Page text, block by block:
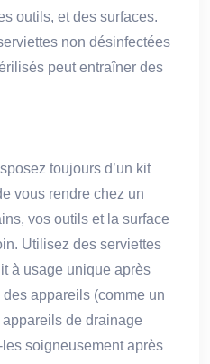
outils, et des surfaces.
non désinfectées
peut entraîner des
toujours d’un kit
vous rendre chez un
vos outils et la surface
Utilisez des serviettes
à usage unique après
appareils (comme un
de drainage
soigneusement après